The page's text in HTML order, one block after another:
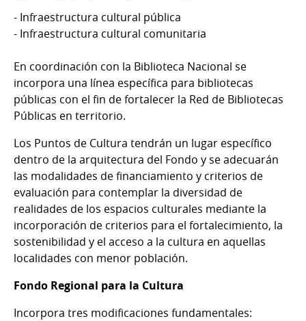
- Infraestructura cultural pública
- Infraestructura cultural comunitaria
En coordinación con la Biblioteca Nacional se
incorpora una línea específica para bibliotecas
públicas con el fin de fortalecer la Red de Bibliotecas
Públicas en territorio.
Los Puntos de Cultura tendrán un lugar específico
dentro de la arquitectura del Fondo y se adecuarán
las modalidades de financiamiento y criterios de
evaluación para contemplar la diversidad de
realidades de los espacios culturales mediante la
incorporación de criterios para el fortalecimiento, la
sostenibilidad y el acceso a la cultura en aquellas
localidades con menor población.
Fondo Regional para la Cultura
Incorpora tres modificaciones fundamentales: